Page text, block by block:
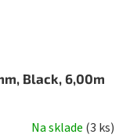
Black, 6,00m
Na sklade (3 ks)